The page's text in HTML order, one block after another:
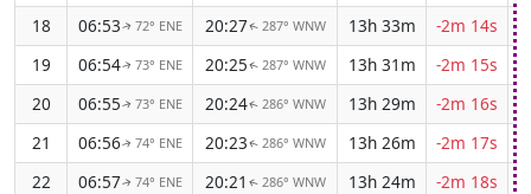
18
06:53↑ 72° ENE 20:27↑ 287° WNW 13h 33m
-2m 14s
19
06:54↑ 73° ENE 20:25↑ 287° WNW 13h 31m
-2m 15s
20
06:55↑ 73° ENE 20:24↑ 286° WNW 13h 29m
-2m 16s
21
06:56↑ 74° ENE 20:23↑ 286° WNW 13h 26m
-2m 17s
22
06:57↑ 74° ENE 20:21 ↑ 286° WNW 13h 24m
-2m 18s